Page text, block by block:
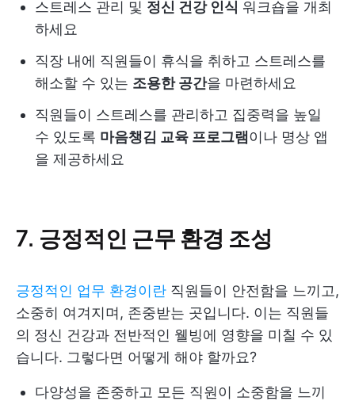
스트레스 관리 및 정신 건강 인식 워크숍을 개최
하세요
직장 내에 직원들이 휴식을 취하고 스트레스를
해소할 수 있는 조용한 공간을 마련하세요
직원들이 스트레스를 관리하고 집중력을 높일
수 있도록 마음챙김 교육 프로그램이나 명상 앱
을 제공하세요
7. 긍정적인 근무 환경 조성
긍정적인 업무 환경이란 직원들이 안전함을 느끼고,
소중히 여겨지며, 존중받는 곳입니다. 이는 직원들
의 정신 건강과 전반적인 웰빙에 영향을 미칠 수 있
습니다. 그렇다면 어떻게 해야 할까요?
다양성을 존중하고 모든 직원이 소중함을 느끼